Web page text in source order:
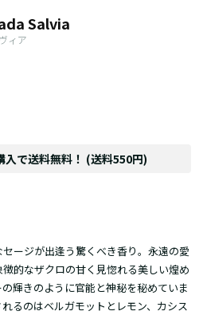
Salvia
ィア
で送料無料！ (送料550円)
ージが出逢う驚くべき香り。永遠の愛
的なザクロの甘く見惚れる美しい煌め
輝きのように官能と神秘を秘めていま
るのはベルガモットとレモン、カシス